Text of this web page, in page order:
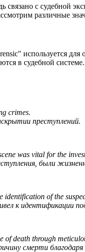
связано с судебной
различные
используется
в судебной системе.
crimes.
преступлений.
was vital for the
были
identification of the
к идентификации
of death through
смерти